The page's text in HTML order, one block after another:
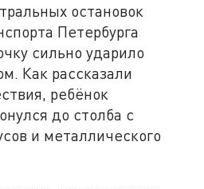
остановок
Петербурга
сильно ударило
Как рассказали
ребёнок
до столба с
и металлического